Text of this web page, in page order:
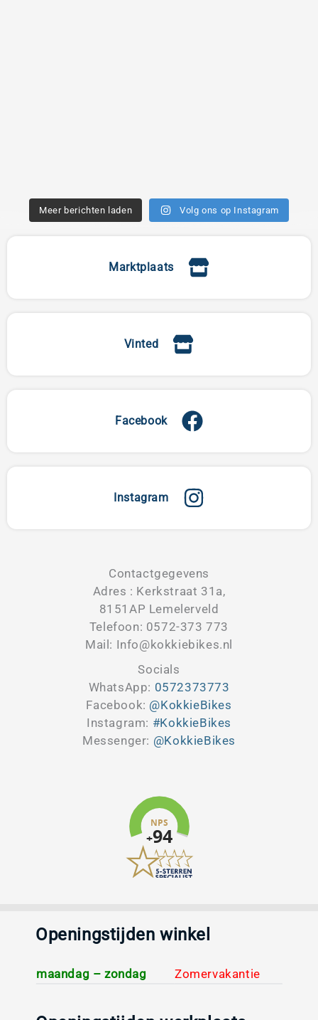
Meer berichten laden Volg ons op Instagram
Marktplaats
Vinted
Facebook
Instagram
Contactgegevens
Adres : Kerkstraat 31a,
8151AP Lemelerveld
Telefoon: 0572-373 773
Mail: Info@kokkiebikes.nl
Socials
WhatsApp: 0572373773
Facebook: @KokkieBikes
Instagram: #KokkieBikes
Messenger: @KokkieBikes
Openingstijden winkel
maandag – zondag Zomervakantie